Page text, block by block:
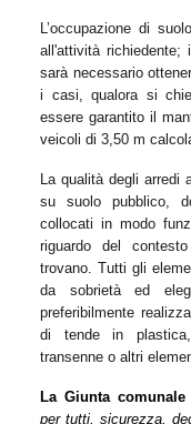
L’occupazione di
all'attività richiedente;
sarà necessario
i casi, qualora si
essere garantito il
veicoli di 3,50 m
La qualità degli arredi
su suolo pubblico,
collocati in modo
riguardo del
trovano. Tutti gli
da sobrietà ed
preferibilmente
di tende in plastica,
transenne o altri
La Giunta
per tutti, sicurezza,